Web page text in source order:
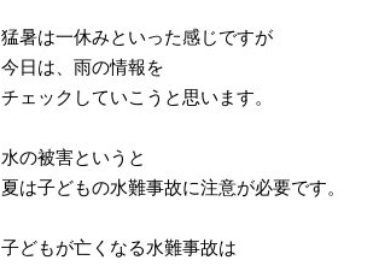
猛暑は一休みといった感じですが
今日は、雨の情報を
チェックしていこうと思います。
水の被害というと
夏は子どもの水難事故に注意が必要です。
子どもが亡くなる水難事故は